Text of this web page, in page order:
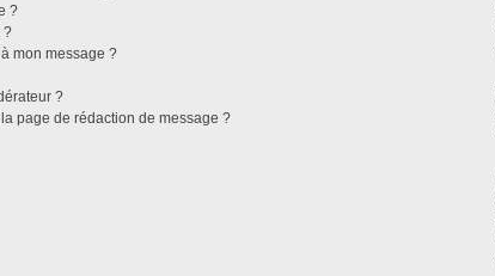
?
?
mon message ?
?
page de rédaction de message ?